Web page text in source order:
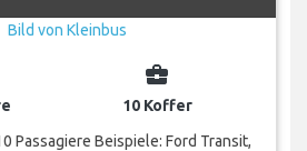
business_center
10 Koffer
Passagiere Beispiele: Ford Transit,